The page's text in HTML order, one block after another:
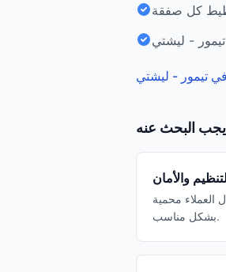
تيمور - ليشتي
يجب البحث عنه
والأمان
محمية
بشكل مناسب.